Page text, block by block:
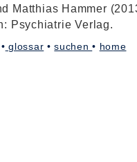
Matthias Hammer
Psychiatrie Verlag.
• glossar •suchen• home